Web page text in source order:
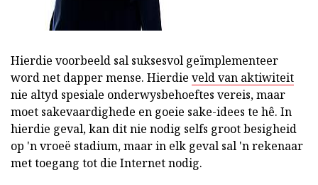
Hierdie voorbeeld sal suksesvol geïmplementeer
word net dapper mense. Hierdie veld van aktiwiteit
nie altyd spesiale onderwysbehoeftes vereis, maar
moet sakevaardighede en goeie sake-idees te hê. In
hierdie geval, kan dit nie nodig selfs groot besigheid
op 'n vroeë stadium, maar in elk geval sal 'n rekenaar
met toegang tot die Internet nodig.